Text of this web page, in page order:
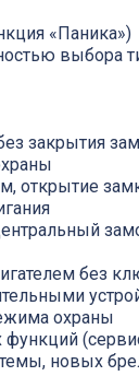
«Паника»)
выбора
закрытия
открытие
без
охраны
новых